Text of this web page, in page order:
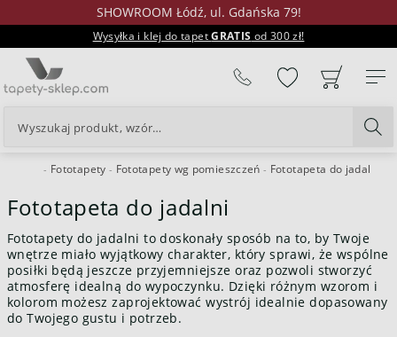
SHOWROOM Łódź, ul. Gdańska 79!
Wysyłka i klej do tapetGRATIS od 300 zł!
24H Fototapety Fototapety wg pomieszczeń Fototapeta do jadalni
Fototapeta do jadalni
Fototapety do jadalni to doskonały sposób na to, by Twoje
wnętrze miało wyjątkowy charakter, który sprawi, że wspólne
posiłki będą jeszcze przyjemniejsze oraz pozwoli stworzyć
atmosferę idealną do wypoczynku. Dzięki różnym wzorom i
kolorom możesz zaprojektować wystrój idealnie dopasowany
do Twojego gustu i potrzeb.